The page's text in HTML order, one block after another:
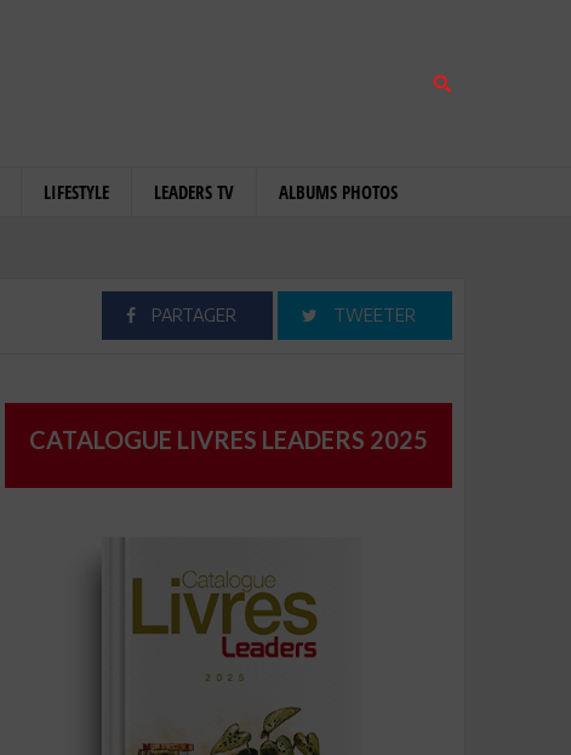
LIFESTYLE LEADERS TV ALBUMS PHOTOS
PARTAGER TWEETER
CATALOGUE LIVRES LEADERS 2025